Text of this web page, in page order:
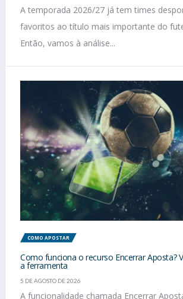
A temporada 2026/27 já tem times
favoritos ao título mais importante do
Então, vamos à análise...
COMO APOSTAR
Como funciona o recurso Encerrar Aposta?
a ferramenta
5 DE AGOSTO DE 2026
A funcionalidade chamada Encerrar